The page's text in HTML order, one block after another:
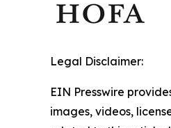
Legal Disclaimer:
EIN Presswire
images, videos,